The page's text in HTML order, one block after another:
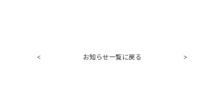
< お知らせ一覧に戻る >